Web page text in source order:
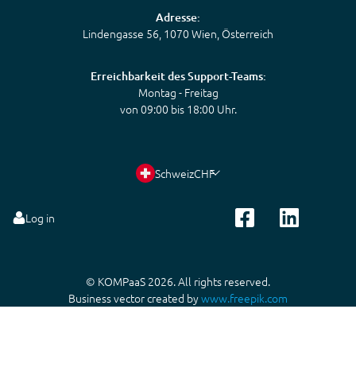
Adresse:
Lindengasse 56, 1070 Wien, Österreich
Erreichbarkeit des Support-Teams:
Montag - Freitag
von 09:00 bis 18:00 Uhr.
SchweizCHF
Log in
© KOMPaaS 2026. All rights reserved.
Business vector created bywww.freepik.com